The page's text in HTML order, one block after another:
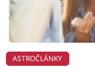
ASTROČLÁNKY